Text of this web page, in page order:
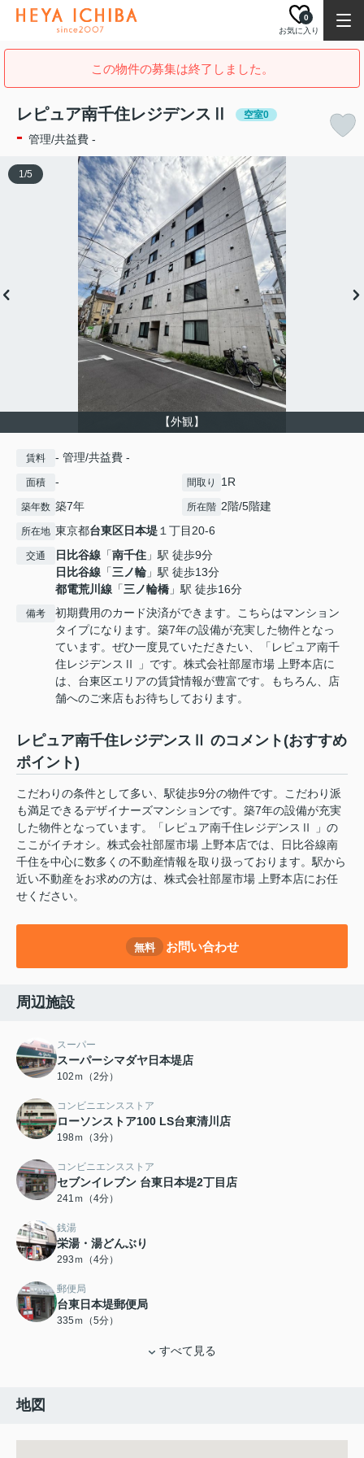
お気に入り
0
この物件の募集は終了しました。
レピュア南千住レジデンスⅡ 空室0
- 管理/共益費 -
【外観】
1/5
賃料 - 管理/共益費 -
面積 - 間取り 1R
築年数 築7年 所在階 2階/5階建
所在地 東京都台東区日本堤１丁目20-6
交通 日比谷線 「南千住 」駅 徒歩9分
日比谷線 「三ノ輪 」駅 徒歩13分
都電荒川線 「三ノ輪橋 」駅 徒歩16分
備考
初期費用のカード決済ができます。こちらはマンション
タイプになります。築7年の設備が充実した物件となっ
ています。ぜひ一度見ていただきたい、「レピュア南千
住レジデンスⅡ 」です。株式会社部屋市場 上野本店に
は、台東区エリアの賃貸情報が豊富です。もちろん、店
舗へのご来店もお待ちしております。
レピュア南千住レジデンスⅡ のコメント(おすすめ
ポイント)
こだわりの条件として多い、駅徒歩9分の物件です。こだわり派
も満足できるデザイナーズマンションです。築7年の設備が充実
した物件となっています。「レピュア南千住レジデンスⅡ 」の
ここがイチオシ。株式会社部屋市場 上野本店では、日比谷線南
千住を中心に数多くの不動産情報を取り扱っております。駅から
近い不動産をお求めの方は、株式会社部屋市場 上野本店にお任
せください。
無料 お問い合わせ
周辺施設
スーパー
スーパーシマダヤ日本堤店
102ｍ（2分）
コンビニエンスストア
ローソンストア100 LS台東清川店
198ｍ（3分）
コンビニエンスストア
セブンイレブン 台東日本堤2丁目店
241ｍ（4分）
銭湯
栄湯・湯どんぶり
293ｍ（4分）
郵便局
台東日本堤郵便局
335ｍ（5分）
すべて見る
地図